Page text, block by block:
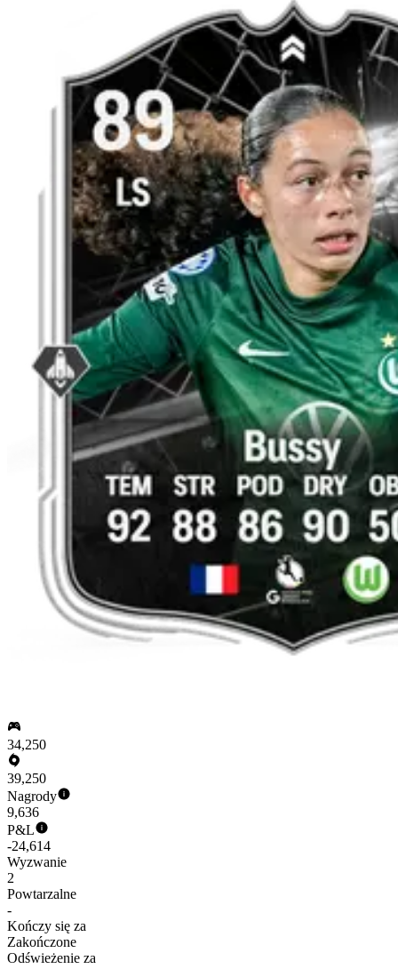
34,250
39,250
Nagrody
9,636
P&L
-24,614
Wyzwanie
2
Powtarzalne
-
Kończy się za
Zakończone
Odświeżenie za